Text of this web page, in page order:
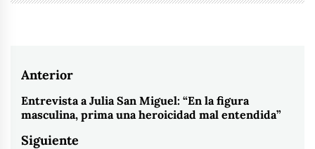
Navegación
de
entradas
Anterior
Entrada
anterior:
Entrevista a Julia San Miguel: “En la figura
masculina, prima una heroicidad mal entendida”
Siguiente